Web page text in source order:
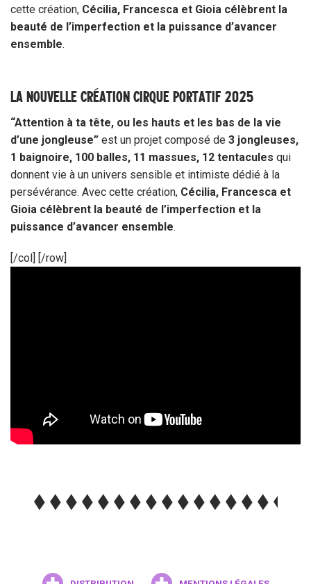
cette création, Cécilia, Francesca et Gioia célèbrent la
beauté de l’imperfection et la puissance d’avancer
ensemble.
LA NOUVELLE CRÉATION CIRQUE PORTATIF 2025
“Attention à ta tête, ou les hauts et les bas de la vie
d’une jongleuse” est un projet composé de 3 jongleuses,
1 baignoire, 100 balles, 11 massues, 12 tentacules qui
donnent vie à un univers sensible et intimiste dédié à la
persévérance. Avec cette création, Cécilia, Francesca et
Gioia célèbrent la beauté de l’imperfection et la
puissance d’avancer ensemble.
[/col] [/row]